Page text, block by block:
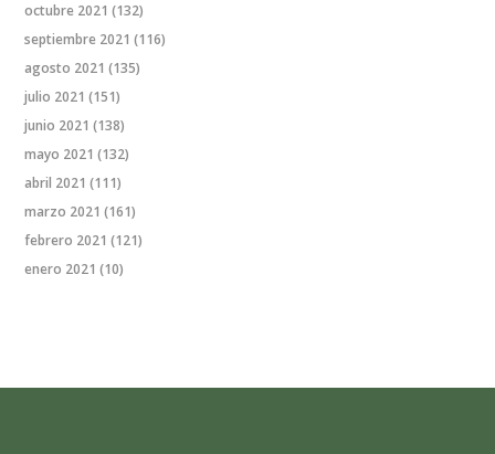
octubre 2021 (132)
septiembre 2021 (116)
agosto 2021 (135)
julio 2021 (151)
junio 2021 (138)
mayo 2021 (132)
abril 2021 (111)
marzo 2021 (161)
febrero 2021 (121)
enero 2021 (10)